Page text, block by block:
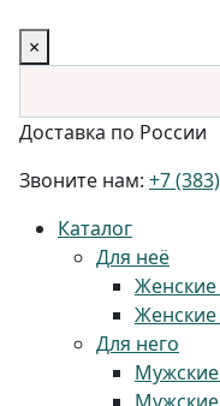
×
Доставка по России
Звоните нам: +7
Каталог
Для неё
Для него